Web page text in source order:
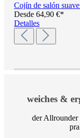
Cojín de salón
Desde 64,90 €*
Detalles
weiches &
der Allrounder